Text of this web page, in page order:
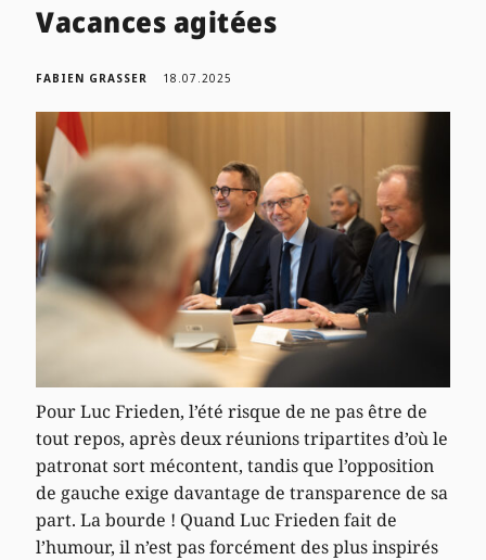
Vacances agitées
FABIEN GRASSER 18.07.2025
Pour Luc Frieden, l’été risque de ne pas être de
tout repos, après deux réunions tripartites d’où le
patronat sort mécontent, tandis que l’opposition
de gauche exige davantage de transparence de sa
part. La bourde ! Quand Luc Frieden fait de
l’humour, il n’est pas forcément des plus inspirés